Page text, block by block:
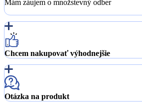
Mám záujem o množstevný odber
Chcem nakupovať výhodnejšie
Otázka na produkt